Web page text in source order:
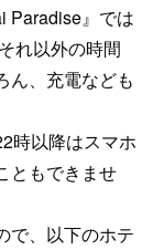
Paradise』では
れ以外の時間
ん、充電なども
時以降はスマホ
ともできませ
で、以下のホテ